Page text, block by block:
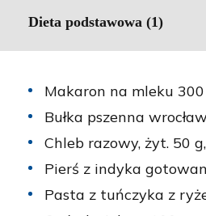
Dieta podstawowa (1)
Makaron na mleku
Bułka pszenna
Chleb razowy, żyt. 50 g,
Pierś z indyka
Pasta z tuńczyka z